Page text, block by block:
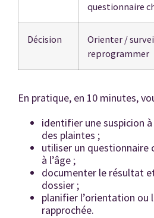
questionnaire
Décision
Orienter /
reprogrammer
En pratique, en 10 minutes,
identifier une suspicion
des plaintes ;
utiliser un questionnaire
à l’âge ;
documenter le résultat
dossier ;
planifier l’orientation ou
rapprochée.